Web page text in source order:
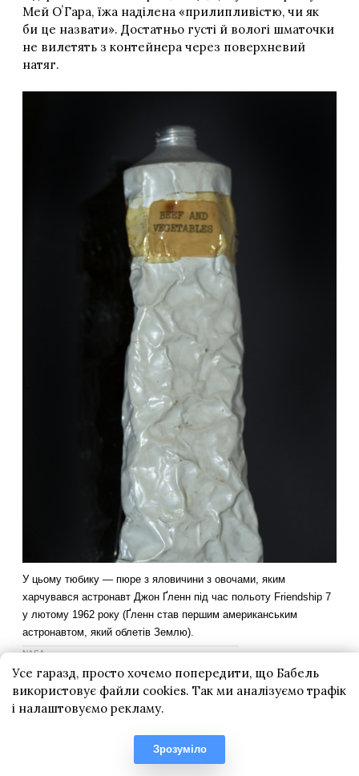
Усе гаразд, просто хочемо попередити, що Бабель
використовує файли cookies. Так ми аналізуємо трафік
і налаштовуємо рекламу.
Зрозуміло